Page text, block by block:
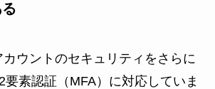
ウントのセキュリティをさらに
素認証（MFA）に対応していま